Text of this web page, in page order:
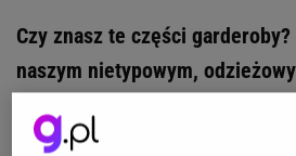
Czy znasz te części
naszym nietypowym,
12/13 to powód do wstydu!